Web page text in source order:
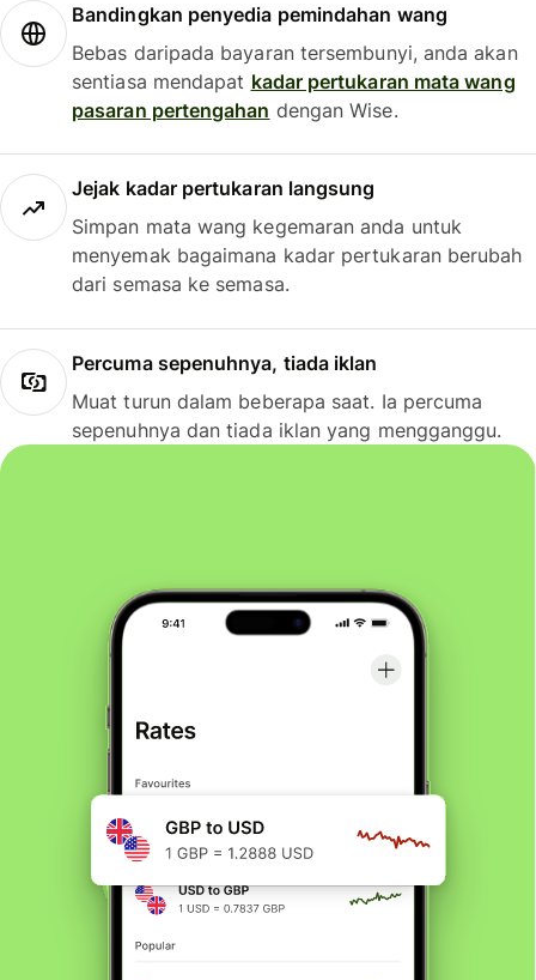
Bandingkan penyedia pemindahan wang
Bebas daripada bayaran tersembunyi, anda akan
sentiasa mendapat kadar pertukaran mata wang
pasaran pertengahan dengan Wise.
Jejak kadar pertukaran langsung
Simpan mata wang kegemaran anda untuk
menyemak bagaimana kadar pertukaran berubah
dari semasa ke semasa.
Percuma sepenuhnya, tiada iklan
Muat turun dalam beberapa saat. Ia percuma
sepenuhnya dan tiada iklan yang mengganggu.